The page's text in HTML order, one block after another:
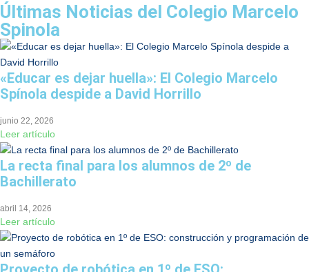
Últimas Noticias del Colegio Marcelo
Spinola
«Educar es dejar huella»: El Colegio Marcelo
Spínola despide a David Horrillo
junio 22, 2026
Leer artículo
La recta final para los alumnos de 2º de
Bachillerato
abril 14, 2026
Leer artículo